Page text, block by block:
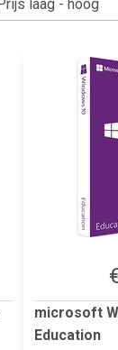
microsoft
Education